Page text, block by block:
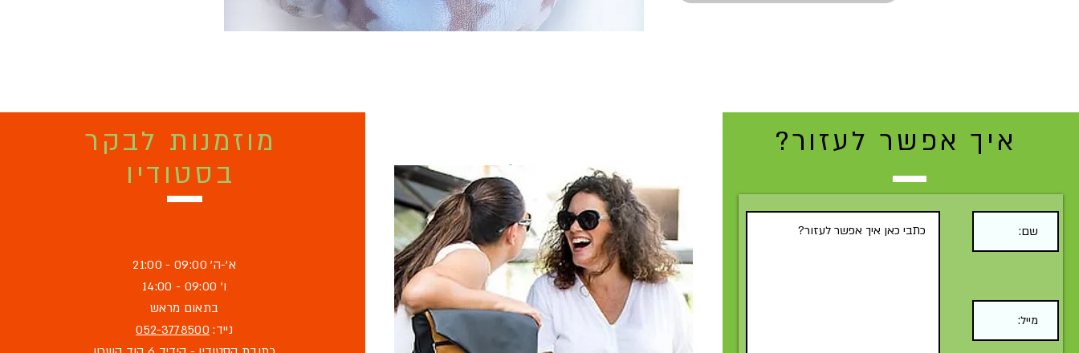
Submit
מוזמנות לבקר
בסטודיו
א'-ה' 09:00 - 21:00
ו' 09:00 - 14:00
בתאום מראש
נייד: 052-3778500
מוזמנת לבקר
בסטודיו
ראשון - חמישי - 9-21
שישי - 9-14
איך אפשר לעזור?